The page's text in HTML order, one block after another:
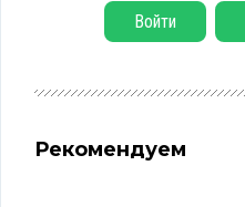
Войти
Рекомендуем